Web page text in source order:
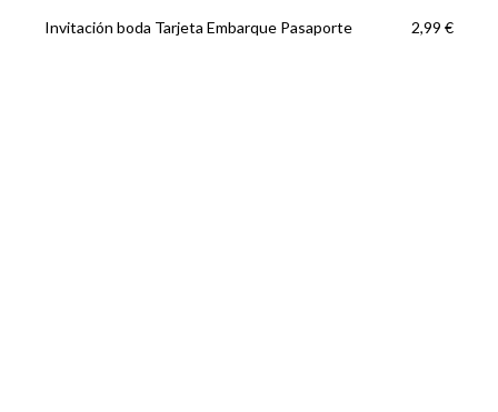
Invitación boda Tarjeta Embarque Pasaporte 2,99 €